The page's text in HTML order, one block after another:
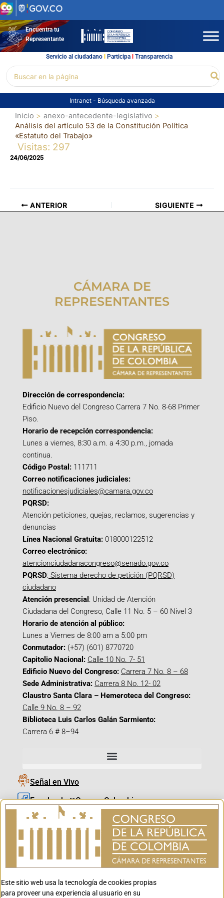
Ir
al
contenidoEncuentra tu
Representante
Servicio al ciudadano l Participal Transparencia
por:
Intranet - Búsqueda avanzada
Inicio
anexo-antecedente-legislativo
Análisis del artículo 53 de la Constitución Política
«Estatuto del Trabajo»
Visitas: 297
24/06/2025
ANTERIOR SIGUIENTE
CÁMARA DE
REPRESENTANTES
Dirección de correspondencia:
Edificio Nuevo del Congreso Carrera 7 No. 8-68 Primer
Piso.
Horario de recepción correspondencia:
Lunes a viernes, 8:30 a.m. a 4:30 p.m., jornada
continua.
Código Postal: 111711
Correo notificaciones judiciales:
notificacionesjudiciales@camara.gov.co
PQRSD:
Atención peticiones, quejas, reclamos, sugerencias y
denuncias
Línea Nacional Gratuita: 018000122512
Correo electrónico:
atencionciudadanacongreso@senado.gov.co
PQRSD: Sistema derecho de petición (PQRSD)
ciudadano
Atención presencial : Unidad de Atención
Ciudadana del Congreso, Calle 11 No. 5 – 60 Nivel 3
Horario de atención al público:
Lunes a Viernes de 8:00 am a 5:00 pm
Conmutador: (+57) (601) 8770720
Capitolio Nacional: Calle 10 No. 7- 51
Edificio Nuevo del Congreso: Carrera 7 No. 8 – 68
Sede Administrativa: Carrera 8 No. 12- 02
Claustro Santa Clara – Hemeroteca del Congreso:
Calle 9 No. 8 – 92
Biblioteca Luis Carlos Galán Sarmiento:
Carrera 6 # 8–94
Señal en Vivo
Facebook_@CamaraColombia
Instagram_@CamaraColombia
X_@CamaraColombia
Youtube_@CamaraColombia
Youtube_@CanalCongreso
Este sitio web usa la tecnología de cookies propias
para proveer una experiencia al usuario en su